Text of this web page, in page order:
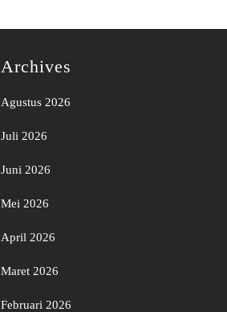
Archives
Agustus 2026
Juli 2026
Juni 2026
Mei 2026
April 2026
Maret 2026
Februari 2026